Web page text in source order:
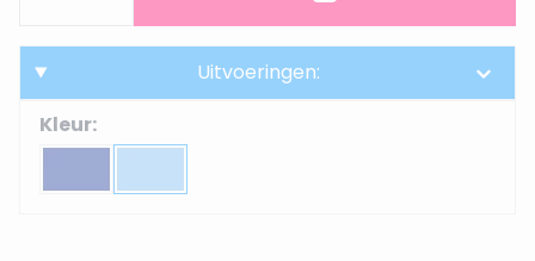
Uitvoeringen:
Kleur: